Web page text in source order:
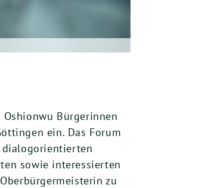
Bürgerinnen
ein. Das Forum
dialogorientierten
sowie interessierten
zu